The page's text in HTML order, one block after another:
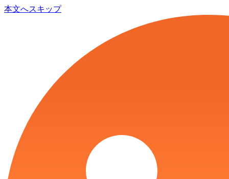
本文へスキップ